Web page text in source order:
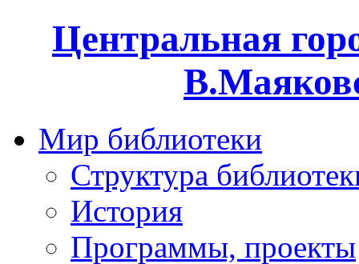
Центральная
Мир библиотеки
Структура
История
Программы, проекты